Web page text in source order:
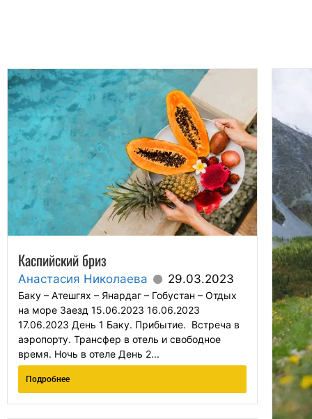
Каспийский бриз
Анастасия Николаева 29.03.2023
Баку – Атешгях – Янардаг – Гобустан – Отдых
на море Заезд 15.06.2023 16.06.2023
17.06.2023 День 1 Баку. Прибытие. Встреча в
аэропорту. Трансфер в отель и свободное
время. Ночь в отеле День 2...
Подробнее